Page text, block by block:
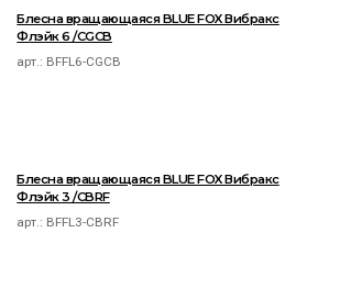
Блесна вращающаяся BLUE FOX Вибракс
Флэйк 6 /CGCB
арт.: BFFL6-CGCB
Блесна вращающаяся BLUE FOX Вибракс
Флэйк 3 /CBRF
арт.: BFFL3-CBRF